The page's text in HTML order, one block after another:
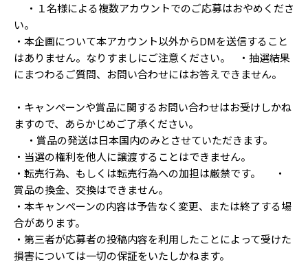
・１名様による複数アカウントでのご応募はおやめくださ
い。
・本企画について本アカウント以外からDMを送信すること
はありません。なりすましにご注意ください。 ・抽選結果
にまつわるご質問、お問い合わせにはお答えできません。
・キャンペーンや賞品に関するお問い合わせはお受けしかね
ますので、あらかじめご了承ください。
・賞品の発送は日本国内のみとさせていただきます。
・当選の権利を他人に譲渡することはできません。
・転売行為、もしくは転売行為への加担は厳禁です。 ・
賞品の換金、交換はできません。
・本キャンペーンの内容は予告なく変更、または終了する場
合があります。
・第三者が応募者の投稿内容を利用したことによって受けた
損害については一切の保証をいたしかねます。